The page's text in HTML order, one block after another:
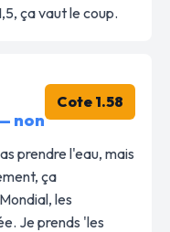
ça vaut le coup.
non
Cote 1.58
prendre l'eau, mais
ça
les
Je prends 'les